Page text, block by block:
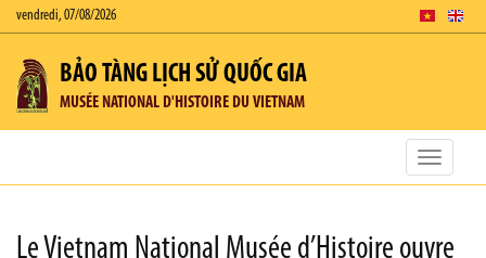
vendredi, 07/08/2026
BẢO TÀNG LỊCH SỬ QUỐC GIA
MUSÉE NATIONAL D'HISTOIRE DU VIETNAM
Toggle
Le Vietnam National Musée d’Histoire ouvre